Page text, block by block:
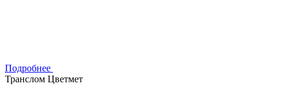
Подробнее
Транслом Цветмет